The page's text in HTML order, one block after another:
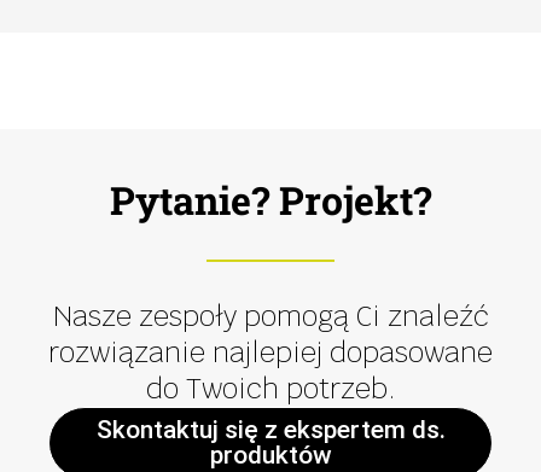
Pytanie? Projekt?
Nasze zespoły pomogą Ci znaleźć
rozwiązanie najlepiej dopasowane
do Twoich potrzeb.
Skontaktuj się z ekspertem ds.
produktów